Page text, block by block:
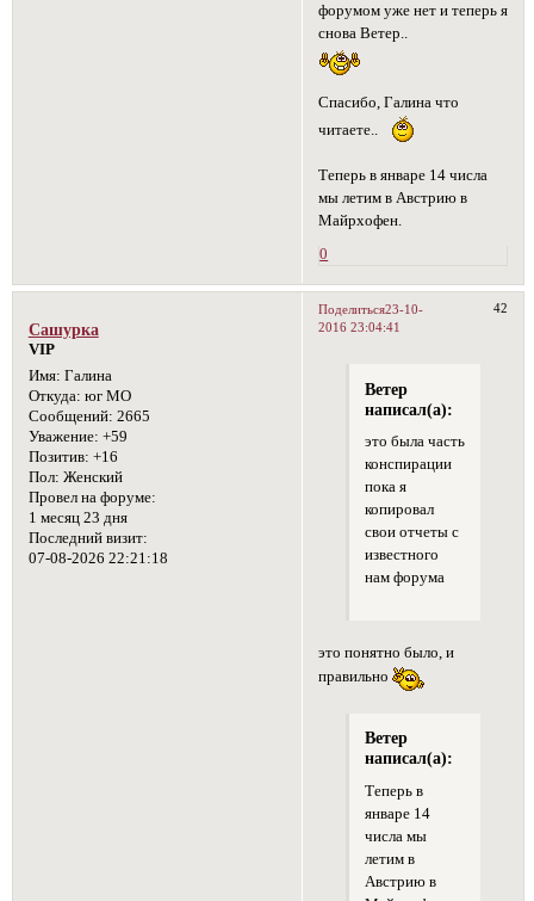
форумом уже нет и теперь я
снова Ветер..
Спасибо, Галина что
читаете..
Теперь в январе 14 числа
мы летим в Австрию в
Майрхофен.
0
Поделиться 42
23-10-
2016 23:04:41
Сашурка
VIP
Имя: Галина
Откуда: юг МО
Сообщений: 2665
Уважение: +59
Позитив: +16
Пол: Женский
Провел на форуме:
1 месяц 23 дня
Последний визит:
07-08-2026 22:21:18
Ветер
написал(а):
это была часть
конспирации
пока я
копировал
свои отчеты с
известного
нам форума
это понятно было, и
правильно
Ветер
написал(а):
Теперь в
январе 14
числа мы
летим в
Австрию в